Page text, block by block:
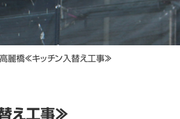
麗橋≪キッチン入替え工事≫
え工事≫